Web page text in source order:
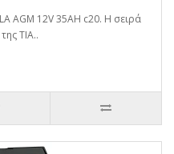
AGM 12V 35AH c20. Η σειρά
TIA..